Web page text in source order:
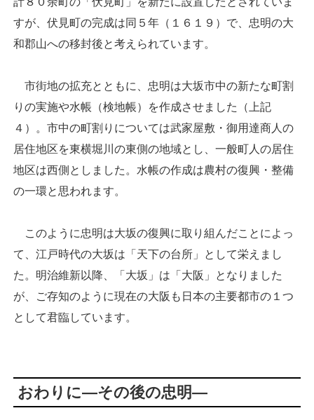
すが、伏見町の完成は同５年（１６１９）で、忠明の大
和郡山への移封後と考えられています。
市街地の拡充とともに、忠明は大坂市中の新たな町割
りの実施や水帳（検地帳）を作成させました（上記
４）。市中の町割りについては武家屋敷・御用達商人の
居住地区を東横堀川の東側の地域とし、一般町人の居住
地区は西側としました。水帳の作成は農村の復興・整備
の一環と思われます。
このように忠明は大坂の復興に取り組んだことによっ
て、江戸時代の大坂は「天下の台所」として栄えまし
た。明治維新以降、「大坂」は「大阪」となりました
が、ご存知のように現在の大阪も日本の主要都市の１つ
として君臨しています。
おわりに―その後の忠明―